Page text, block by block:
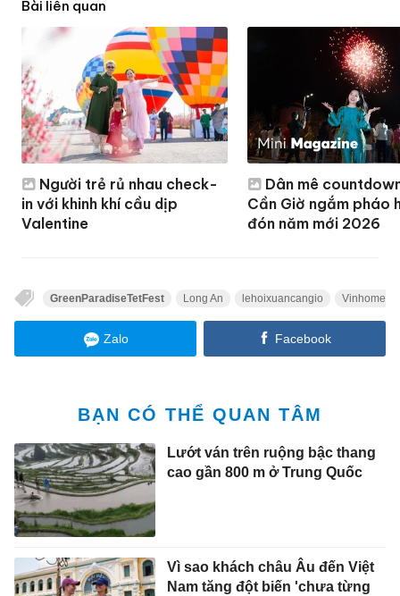
Bài liên quan
Người trẻ rủ nhau check-
in với khinh khí cầu dịp
Valentine
Dân mê
Cần Giờ ngắm pháo
đón năm mới 2026
GreenParadiseTetFest Long An lehoixuancangio
Zalo Facebook
BẠN CÓ THỂ QUAN TÂM
Lướt ván trên ruộng bậc thang
cao gần 800 m ở Trung Quốc
Vì sao khách châu Âu đến Việt
Nam tăng đột biến 'chưa từng